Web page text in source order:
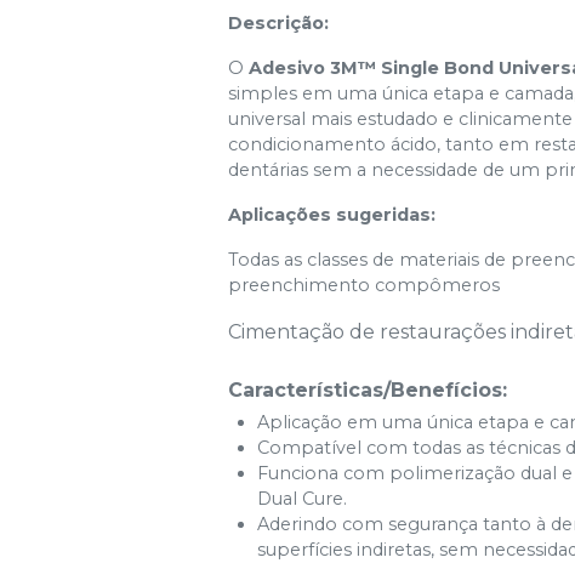
Descrição:
OAdesivo 3M™ Single Bond
simples em uma única etapa e
universal mais estudado e
condicionamento ácido, tanto em
dentárias sem a necessidade de um
Aplicações sugeridas:
Todas as classes de materiais de
preenchimento compômeros
Cimentação de restaurações
Características/Benefícios:
Aplicação em uma única etapa e
Compatível com todas as técnicas
Funciona com polimerização dual
Dual Cure.
Aderindo com segurança tanto à
superfícies indiretas, sem